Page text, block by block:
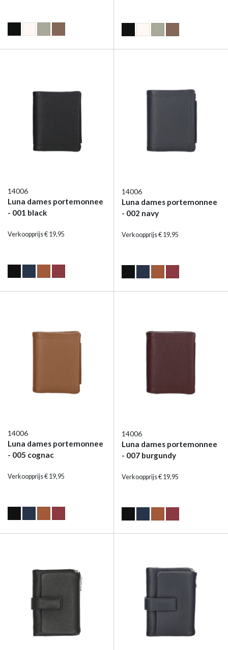
14006
Luna dames portemonnee
- 001 black
Verkoopprijs € 19,95
14006
Luna dames portemonnee
- 002 navy
Verkoopprijs € 19,95
14006
Luna dames portemonnee
- 005 cognac
Verkoopprijs € 19,95
14006
Luna dames portemonnee
- 007 burgundy
Verkoopprijs € 19,95